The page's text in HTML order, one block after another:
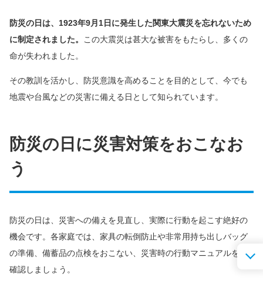
防災の日は、1923年9月1日に発生した関東大震災を忘れないため
に制定されました。
この大震災は甚大な被害をもたらし、多くの
命が失われました。
その教訓を活かし、防災意識を高めることを目的として、今でも
地震や台風などの災害に備える日として知られています。
防災の日に災害対策をおこなお
う
防災の日は、災害への備えを見直し、実際に行動を起こす絶好の
機会です。各家庭では、家具の転倒防止や非常用持ち出しバッグ
の準備、備蓄品の点検をおこない、災害時の行動マニュアルを再
確認しましょう。